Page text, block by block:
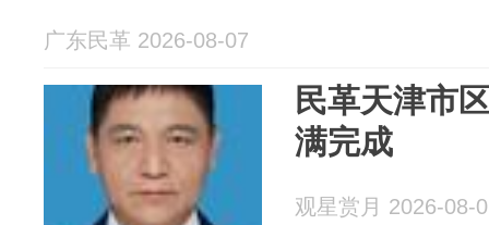
广东民革 2026-08-07
民革天津市
满完成
观星赏月 2026-08-